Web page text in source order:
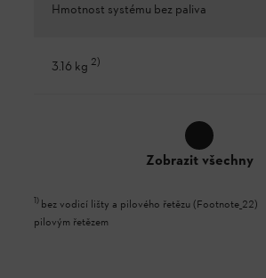
Hmotnost systému bez paliva
3.16 kg 2)
Zobrazit všechny
1) bez vodicí lišty a pilového řetězu (Footnote_22)
pilovým řetězem